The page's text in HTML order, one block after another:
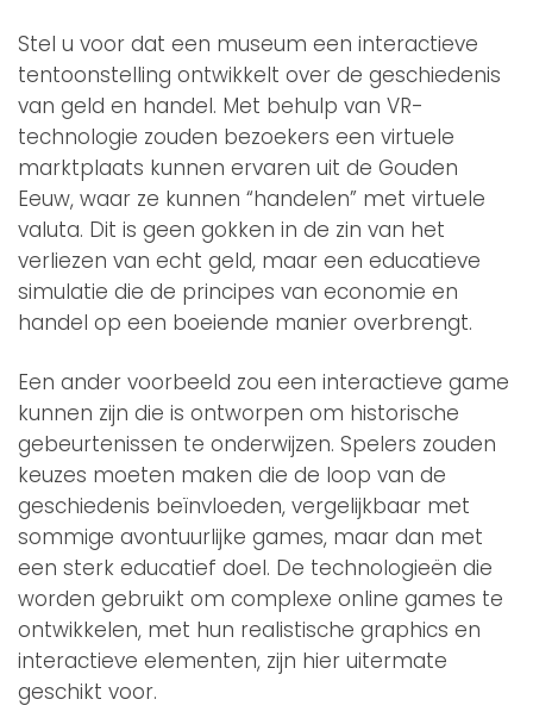
Stel u voor dat een museum een interactieve
tentoonstelling ontwikkelt over de geschiedenis
van geld en handel. Met behulp van VR-
technologie zouden bezoekers een virtuele
marktplaats kunnen ervaren uit de Gouden
Eeuw, waar ze kunnen “handelen” met virtuele
valuta. Dit is geen gokken in de zin van het
verliezen van echt geld, maar een educatieve
simulatie die de principes van economie en
handel op een boeiende manier overbrengt.
Een ander voorbeeld zou een interactieve game
kunnen zijn die is ontworpen om historische
gebeurtenissen te onderwijzen. Spelers zouden
keuzes moeten maken die de loop van de
geschiedenis beïnvloeden, vergelijkbaar met
sommige avontuurlijke games, maar dan met
een sterk educatief doel. De technologieën die
worden gebruikt om complexe online games te
ontwikkelen, met hun realistische graphics en
interactieve elementen, zijn hier uitermate
geschikt voor.